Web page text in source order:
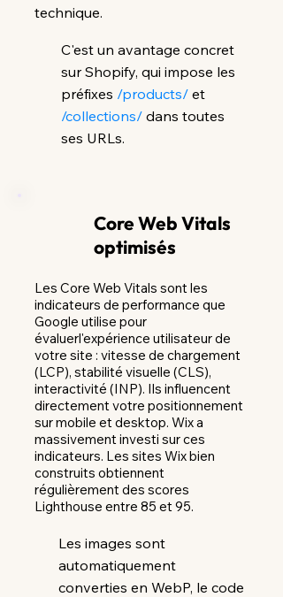
technique.
C'est un avantage concret
sur Shopify, qui impose les
préfixes /products/ et
/collections/ dans toutes
ses URLs.
Core Web Vitals
optimisés
Les Core Web Vitals sont les
indicateurs de performance que
Google utilise pour
évaluerl'expérience utilisateur de
votre site : vitesse de chargement
(LCP), stabilité visuelle (CLS),
interactivité (INP). Ils influencent
directement votre positionnement
sur mobile et desktop. Wix a
massivement investi sur ces
indicateurs. Les sites Wix bien
construits obtiennent
régulièrement des scores
Lighthouse entre 85 et 95.
Les images sont
automatiquement
converties en WebP, le code